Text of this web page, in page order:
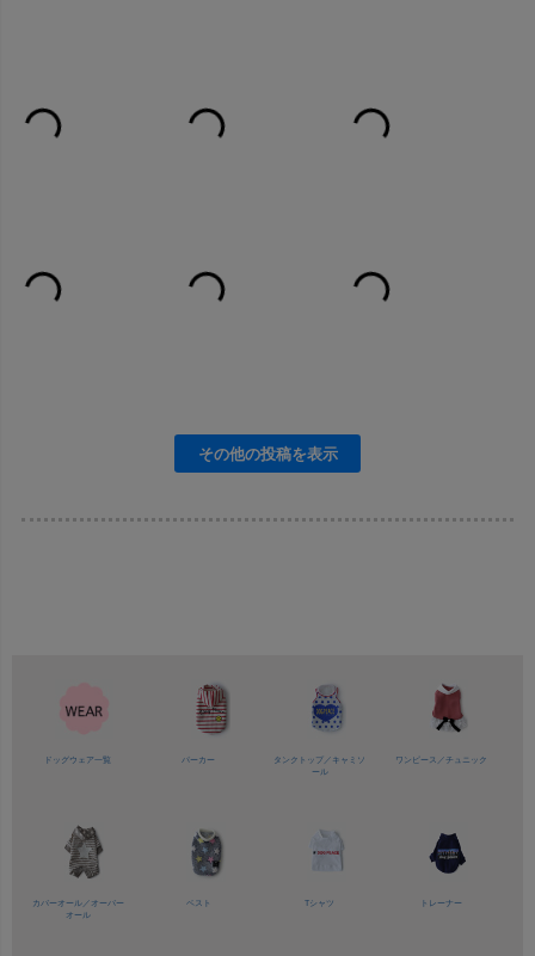
ドッグウェア一覧 パーカー タンクトップ／ キャミソ
ール
ワンピース／チュニック
カバーオール／ オーバー
オール
ベスト Tシャツ トレーナー